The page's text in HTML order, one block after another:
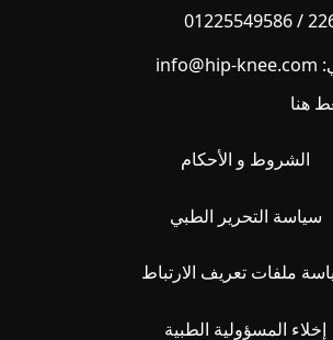
info@hip-knee.com
هنا
الشروط و الأحكام
سياسة التحرير الطبي
ملفات تعريف الارتباط
إخلاء المسؤولية الطبية